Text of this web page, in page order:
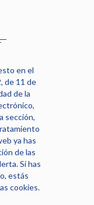
en el
de 11 de
de la
sección,
ya has
de las
Si has
estás
cookies.